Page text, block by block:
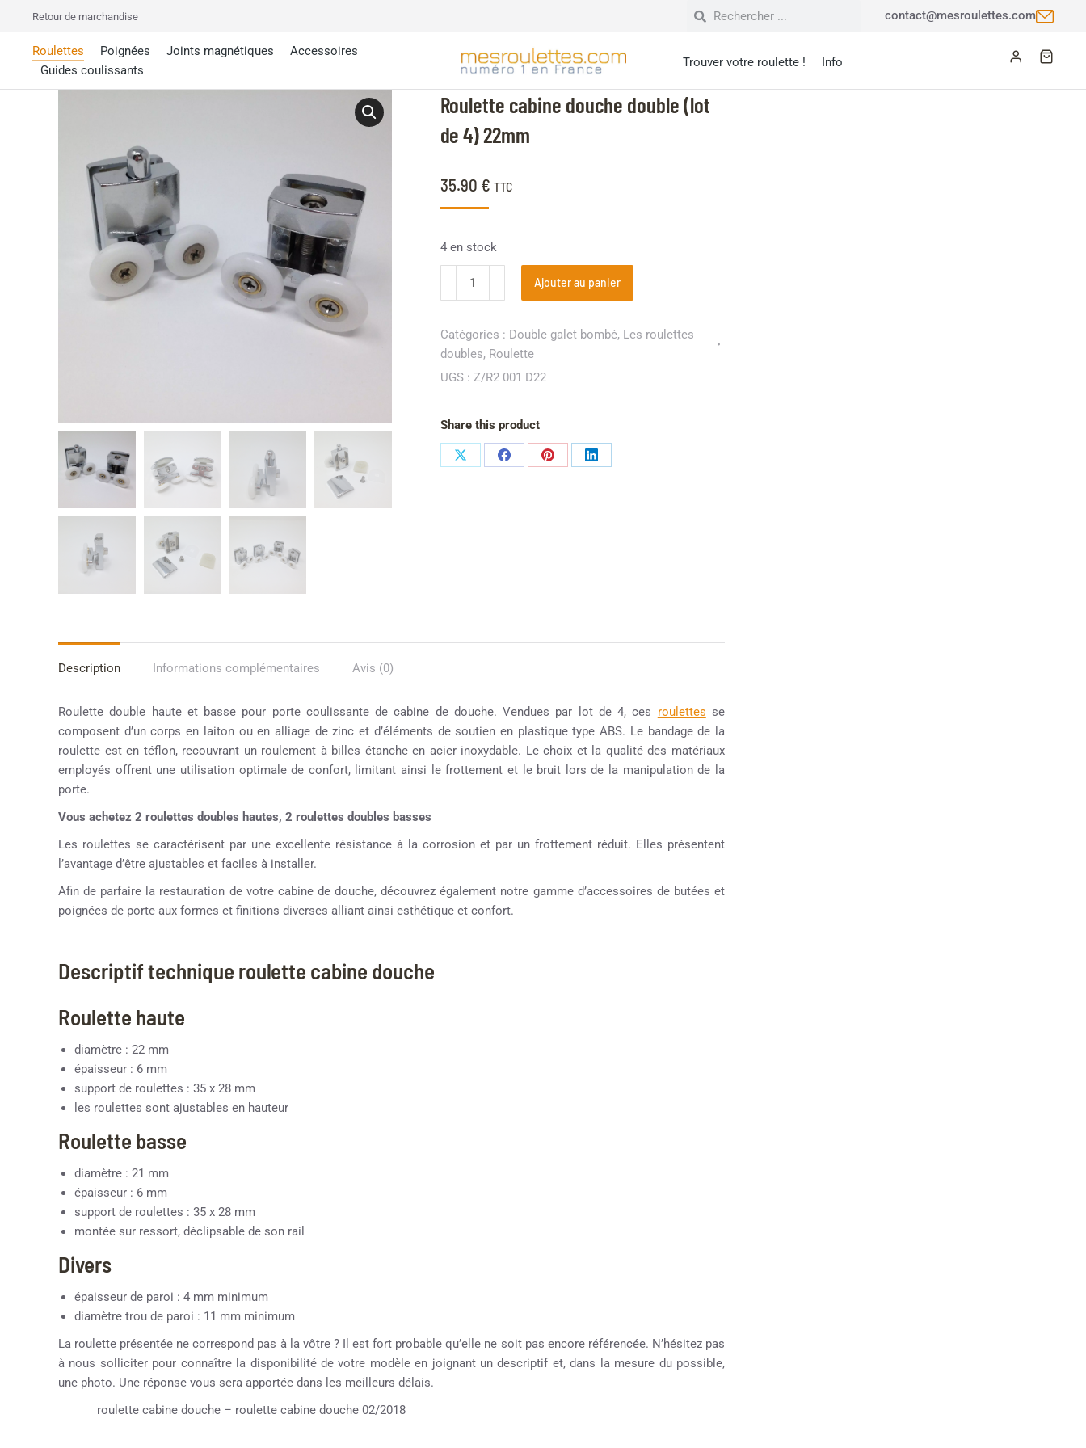
Retour de marchandise contact@mesroulettes.com
Roulettes Poignées Joints magnétiques
Accessoires
Guides coulissants
Trouver votre roulette ! Info
Roulette cabine douche double (lot
de 4) 22mm
35.90 € TTC
4 en stock
Ajouter au panier
Catégories : Double galet bombé, Les roulettes
doubles, Roulette
UGS : Z/R2 001 D22
Share this product
Description Informations complémentaires Avis (0)
Roulette double haute et basse pour porte coulissante de cabine de douche. Vendues par lot de 4, ces roulettes se
composent d’un corps en laiton ou en alliage de zinc et d’éléments de soutien en plastique type ABS. Le bandage de la
roulette est en téflon, recouvrant un roulement à billes étanche en acier inoxydable. Le choix et la qualité des matériaux
employés offrent une utilisation optimale de confort, limitant ainsi le frottement et le bruit lors de la manipulation de la
porte.
Vous achetez 2 roulettes doubles hautes, 2 roulettes doubles basses
Les roulettes se caractérisent par une excellente résistance à la corrosion et par un frottement réduit. Elles présentent
l’avantage d’être ajustables et faciles à installer.
Afin de parfaire la restauration de votre cabine de douche, découvrez également notre gamme d’accessoires de butées et
poignées de porte aux formes et finitions diverses alliant ainsi esthétique et confort.
Descriptif technique roulette cabine douche
Roulette haute
diamètre : 22 mm
épaisseur : 6 mm
support de roulettes : 35 x 28 mm
les roulettes sont ajustables en hauteur
Roulette basse
diamètre : 21 mm
épaisseur : 6 mm
support de roulettes : 35 x 28 mm
montée sur ressort, déclipsable de son rail
Divers
épaisseur de paroi : 4 mm minimum
diamètre trou de paroi : 11 mm minimum
La roulette présentée ne correspond pas à la vôtre ? Il est fort probable qu’elle ne soit pas encore référencée. N’hésitez pas
à nous solliciter pour connaître la disponibilité de votre modèle en joignant un descriptif et, dans la mesure du possible,
une photo. Une réponse vous sera apportée dans les meilleurs délais.
roulette cabine douche – roulette cabine douche 02/2018